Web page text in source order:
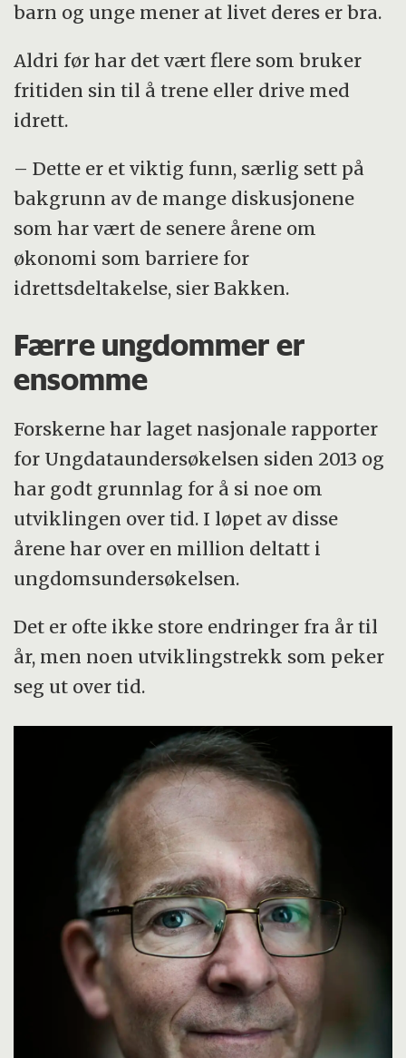
barn og unge mener at livet deres er bra.
Aldri før har det vært flere som bruker
fritiden sin til å trene eller drive med
idrett.
– Dette er et viktig funn, særlig sett på
bakgrunn av de mange diskusjonene
som har vært de senere årene om
økonomi som barriere for
idrettsdeltakelse, sier Bakken.
Færre ungdommer er
ensomme
Forskerne har laget nasjonale rapporter
for Ungdataundersøkelsen siden 2013 og
har godt grunnlag for å si noe om
utviklingen over tid. I løpet av disse
årene har over en million deltatt i
ungdomsundersøkelsen.
Det er ofte ikke store endringer fra år til
år, men noen utviklingstrekk som peker
seg ut over tid.